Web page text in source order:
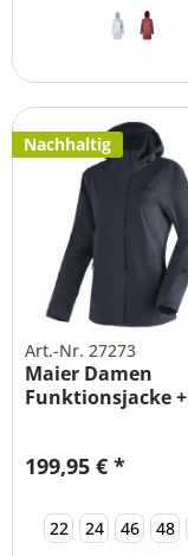
Nachhaltig
Art.-Nr. 27273
Maier Damen
Funktionsjacke +
199,95 € *
22 24 46 48